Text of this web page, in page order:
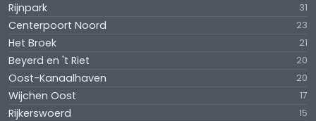
Rijnpark 31
Centerpoort Noord 23
Het Broek 21
Beyerd en 't Riet 20
Oost-Kanaalhaven 20
Wijchen Oost 17
Rijkerswoerd 15